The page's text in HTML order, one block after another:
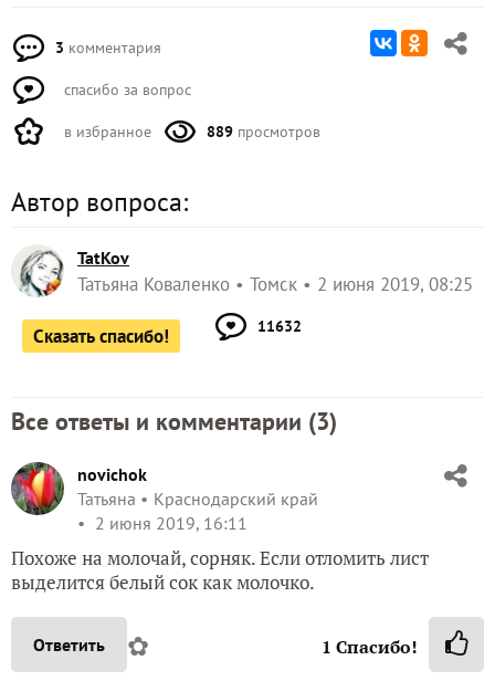
3 комментария
спасибо за вопрос
в избранное 889 просмотров
Автор вопроса:
TatKov
Татьяна Коваленко Томск 2 июня 2019, 08:25
Сказать спасибо! 11632
Все ответы и комментарии (3)
novichok
Татьяна
Краснодарский край
2 июня 2019, 16:11
Похоже на молочай, сорняк. Если отломить лист
выделится белый сок как молочко.
Ответить ✿ 1 Спасибо!